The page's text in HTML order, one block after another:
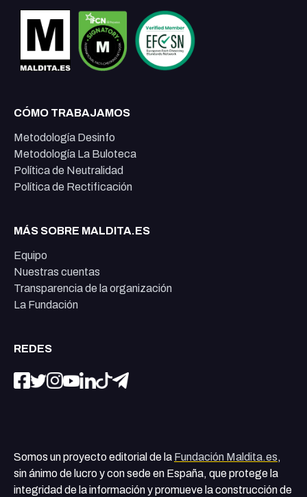
CÓMO TRABAJAMOS
Metodología Desinfo
Metodología La Buloteca
Política de Neutralidad
Política de Rectificación
MÁS SOBRE MALDITA.ES
Equipo
Nuestras cuentas
Transparencia de la organización
La Fundación
REDES
Somos un proyecto editorial de la Fundación Maldita.es,
sin ánimo de lucro y con sede en España, que protege la
integridad de la información y promueve la construcción de